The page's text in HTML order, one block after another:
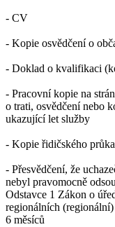
- CV
- Kopie osvědčení o
- Doklad o kvalifikaci
- Pracovní kopie na
o trati, osvědčení nebo
ukazující let služby
- Kopie řidičského
- Přesvědčení, že
nebyl pravomocně
Odstavce 1 Zákon o
regionálních
6 měsíců